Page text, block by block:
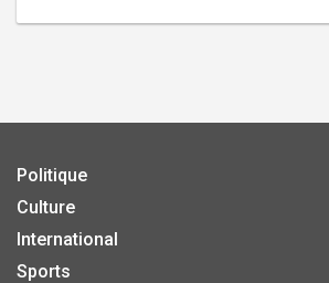
Politique
Culture
International
Sports